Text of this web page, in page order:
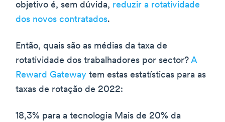
objetivo é, sem dúvida, reduzir a rotatividade
dos novos contratados.
Então, quais são as médias da taxa de
rotatividade dos trabalhadores por sector? A
Reward Gateway tem estas estatísticas para as
taxas de rotação de 2022:
18,3% para a tecnologia Mais de 20% da